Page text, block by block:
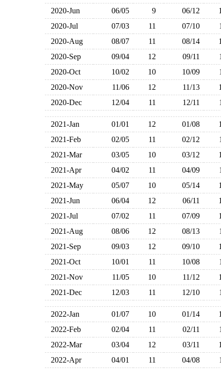
2020-Jun
06/05 9 06/12
2020-Jul
07/03 11 07/10
2020-Aug
08/07 11 08/14
2020-Sep
09/04 12 09/11
2020-Oct
10/02 10 10/09
2020-Nov
11/06 12 11/13
2020-Dec
12/04 11 12/11
2021-Jan 01/01 12 01/08
2021-Feb
02/05 11 02/12
2021-Mar
03/05 10 03/12
2021-Apr
04/02 11 04/09
2021-May
05/07 10 05/14
2021-Jun
06/04 12 06/11
2021-Jul
07/02 11 07/09
2021-Aug
08/06 12 08/13
2021-Sep
09/03 12 09/10
2021-Oct
10/01 11 10/08
2021-Nov
11/05 10 11/12
2021-Dec
12/03 11 12/10
2022-Jan 01/07 10 01/14
2022-Feb
02/04 11 02/11
2022-Mar
03/04 12 03/11
2022-Apr
04/01 11 04/08